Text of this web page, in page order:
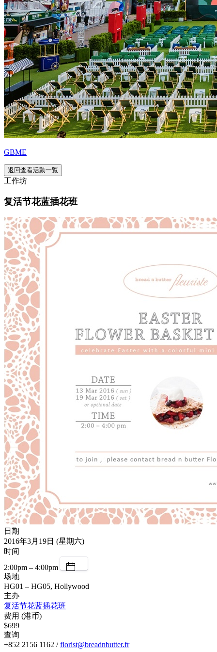
GBME
返回查看活動一覧
工作坊
复活节花蓝插花班
日期
2016年3月19日 (星期六)
时间
2:00pm – 4:00pm
场地
HG01 – HG05, Hollywood
主办
复活节花蓝插花班
费用 (港币)
$699
查询
+852 2156 1162 /florist@breadnbutter.fr